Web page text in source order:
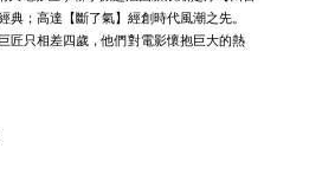
典；高達【斷了氣】經創時代風潮之先。
匠只相差四歲，他們對電影懷抱巨大的熱